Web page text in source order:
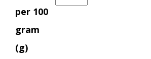
per 100
gram
(g)